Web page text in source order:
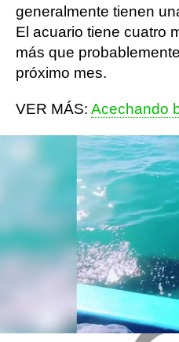
generalmente tienen
El acuario tiene cuatro
más que
próximo mes.
VER MÁS: Acechando
Más sobre este tema:
Horóscopo